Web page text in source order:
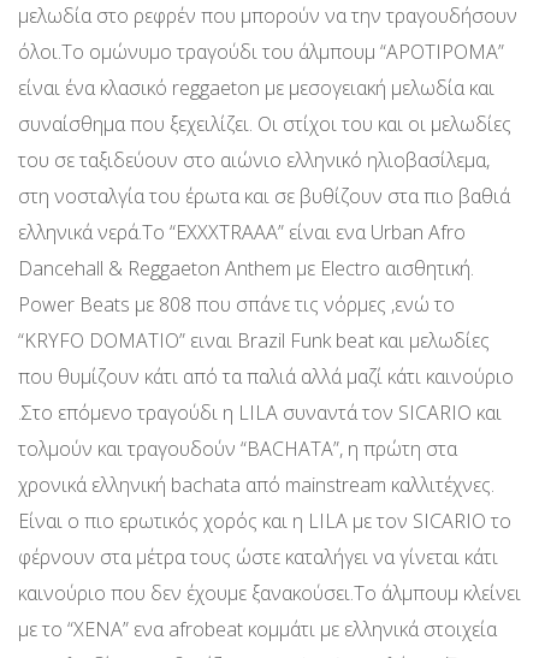
μελωδία στο ρεφρέν που μπορούν να την τραγουδήσουν
όλοι.To ομώνυμο τραγούδι του άλμπουμ “APOTIPOMA”
είναι ένα κλασικό reggaeton με μεσογειακή μελωδία και
συναίσθημα που ξεχειλίζει. Οι στίχοι του και οι μελωδίες
του σε ταξιδεύουν στο αιώνιο ελληνικό ηλιοβασίλεμα,
στη νοσταλγία του έρωτα και σε βυθίζουν στα πιο βαθιά
ελληνικά νερά.Το “EXXXTRAAA” είναι ενα Urban Afro
Dancehall & Reggaeton Anthem με Electro αισθητική.
Power Beats με 808 που σπάνε τις νόρμες ,ενώ το
“KRYFO DOMATIO” ειναι Brazil Funk beat και μελωδίες
που θυμίζουν κάτι από τα παλιά αλλά μαζί κάτι καινούριο
.Στο επόμενο τραγούδι η LILA συναντά τον SICARIΟ και
τολμούν και τραγουδούν “BACHATA”, η πρώτη στα
χρονικά ελληνική bachata από mainstream καλλιτέχνες.
Είναι ο πιο ερωτικός χορός και η LILA με τον SICARIO το
φέρνουν στα μέτρα τους ώστε καταλήγει να γίνεται κάτι
καινούριο που δεν έχουμε ξανακούσει.Το άλμπουμ κλείνει
με το “XENA” ενα afrobeat κομμάτι με ελληνικά στοιχεία